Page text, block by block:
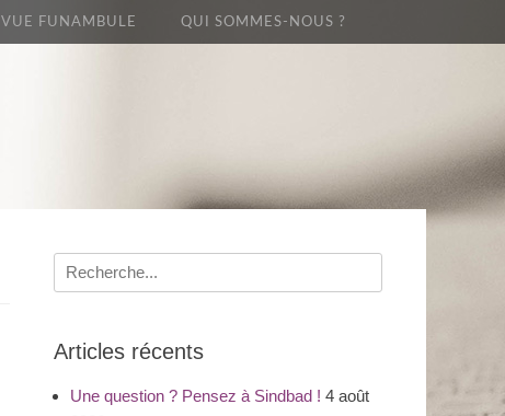
FUNAMBULE QUI SOMMES-NOUS ?
Recherche
pour
Articles récents
Une question ? Pensez à Sindbad ! 4 août